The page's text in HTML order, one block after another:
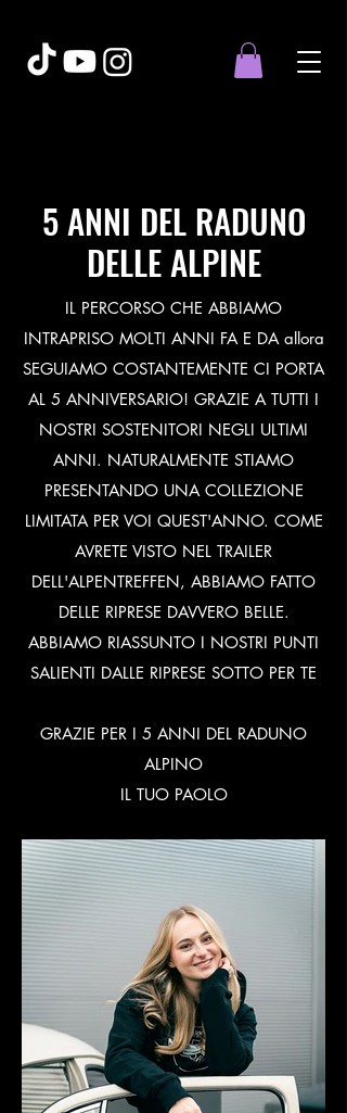
5 ANNI DEL RADUNO
DELLE ALPINE
IL PERCORSO CHE ABBIAMO
INTRAPRISO MOLTI ANNI FA E DA allora
SEGUIAMO COSTANTEMENTE CI PORTA
AL 5 ANNIVERSARIO! GRAZIE A TUTTI I
NOSTRI SOSTENITORI NEGLI ULTIMI
ANNI. NATURALMENTE STIAMO
PRESENTANDO UNA COLLEZIONE
LIMITATA PER VOI QUEST'ANNO. COME
AVRETE VISTO NEL TRAILER
DELL'ALPENTREFFEN, ABBIAMO FATTO
DELLE RIPRESE DAVVERO BELLE.
ABBIAMO RIASSUNTO I NOSTRI PUNTI
SALIENTI DALLE RIPRESE SOTTO PER TE
GRAZIE PER I 5 ANNI DEL RADUNO
ALPINO
IL TUO PAOLO